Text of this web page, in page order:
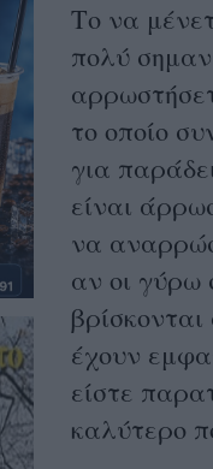
Το να
πολύ
το οποίο
για
είναι
να
αν οι γύρω
έχουν
είστε
καλύτερο